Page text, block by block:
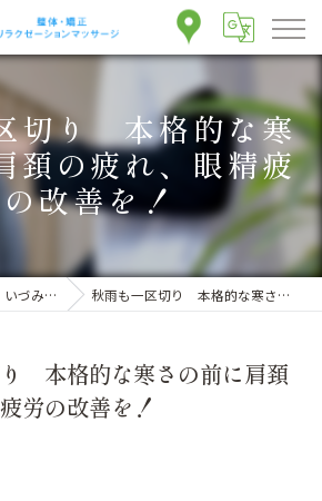
切り 本格的な寒
頚の疲れ、眼精疲
改善を！
いづみ堂のブログ 秋雨も一区切り 本格的な寒さの前に肩頚の疲れ、眼精疲労の改善を！
本格的な寒さの前に肩頚
労の改善を！